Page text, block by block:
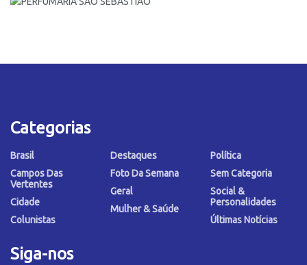
Categorias
Brasil
Campos Das
Vertentes
Cidade
Colunistas
Destaques
Foto Da Semana
Geral
Mulher & Saúde
Política
Sem Categoria
Social &
Personalidades
Últimas Notícias
Siga-nos